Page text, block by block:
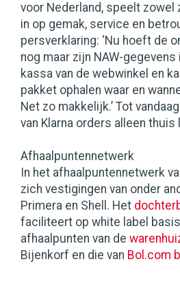
voor Nederland, speelt zowel
in op gemak, service en
persverklaring: ‘Nu hoeft de
nog maar zijn NAW-
kassa van de webwinkel en
pakket ophalen waar en
Net zo makkelijk.’ Tot
van Klarna orders alleen thuis
Afhaalpuntennetwerk
In het afhaalpuntennetwerk
zich vestigingen van onder
Primera en Shell. Het
faciliteert op white label
afhaalpunten van de
Bijenkorf en die van Bol.com